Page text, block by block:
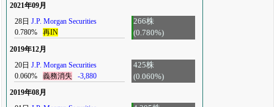
2021年09月
28日 J.P. Morgan Securities
0.780%
再IN
266株
(0.780%)
2019年12月
20日 J.P. Morgan Securities
0.060%
義務消失 -3,880
425株
(0.060%)
2019年08月